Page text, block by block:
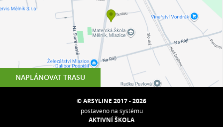
NAPLÁNOVAT TRASU
© ARSYLINE 2017 - 2026
postaveno na systému
AKTIVNÍ ŠKOLA